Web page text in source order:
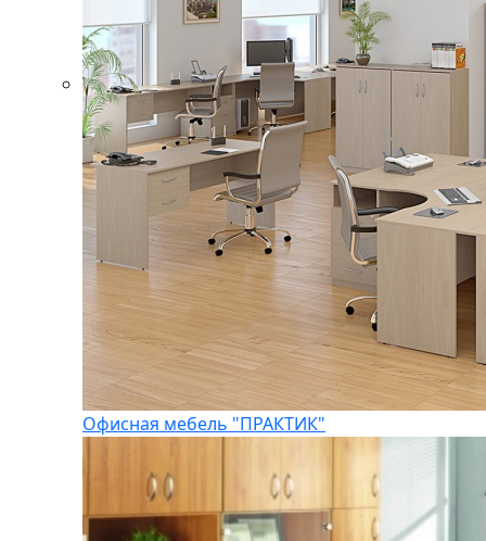
Офисная мебель "ПРАКТИК"